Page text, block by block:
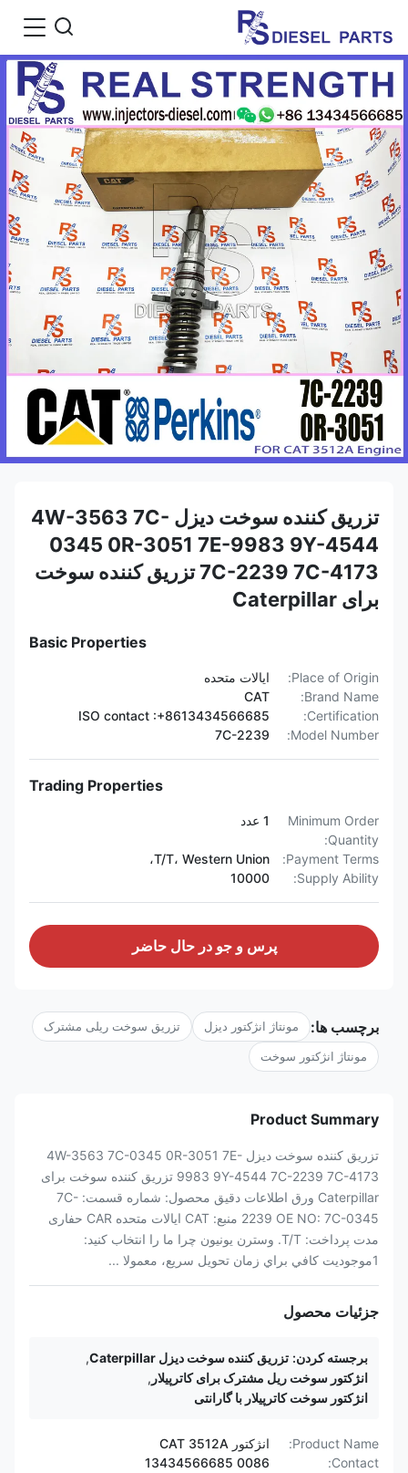
تزریق کننده سوخت دیزل 4W-3563 7C-
0345 0R-3051 7E-9983 9Y-4544
7C-2239 7C-4173 تزریق کننده سوخت
برای Caterpillar
Basic Properties
Place of Origin:
ایالات متحده
Brand Name:
CAT
Certification:
ISO contact :+8613434566685
Model Number:
7C-2239
Trading Properties
Minimum Order
Quantity:
1 عدد
Payment Terms:
T/T، Western Union،
Supply Ability:
10000
پرس و جو در حال حاضر
برچسب ها: مونتاژ انژکتور دیزل تزریق سوخت ریلی مشترک
مونتاژ انژکتور سوخت
Product Summary
تزریق کننده سوخت دیزل 4W-3563 7C-0345 0R-3051 7E-
9983 9Y-4544 7C-2239 7C-4173 تزریق کننده سوخت برای
Caterpillar ورق اطلاعات دقیق محصول: شماره قسمت: 7C-
2239 OE NO: 7C-0345 منبع: CAT ایالات متحده CAR حفاری
مدت پرداخت: T/T. وسترن یونیون چرا ما را انتخاب کنید:
1موجوديت کافي براي زمان تحویل سريع، معمولا ...
جزئیات محصول
برجسته کردن: تزریق کننده سوخت دیزل Caterpillar
,
انژکتور سوخت ریل مشترک برای کاترپیلار ,
انژکتور سوخت کاترپیلار با گارانتی
Product Name:
انژکتور CAT 3512A
Contact:
0086 13434566685